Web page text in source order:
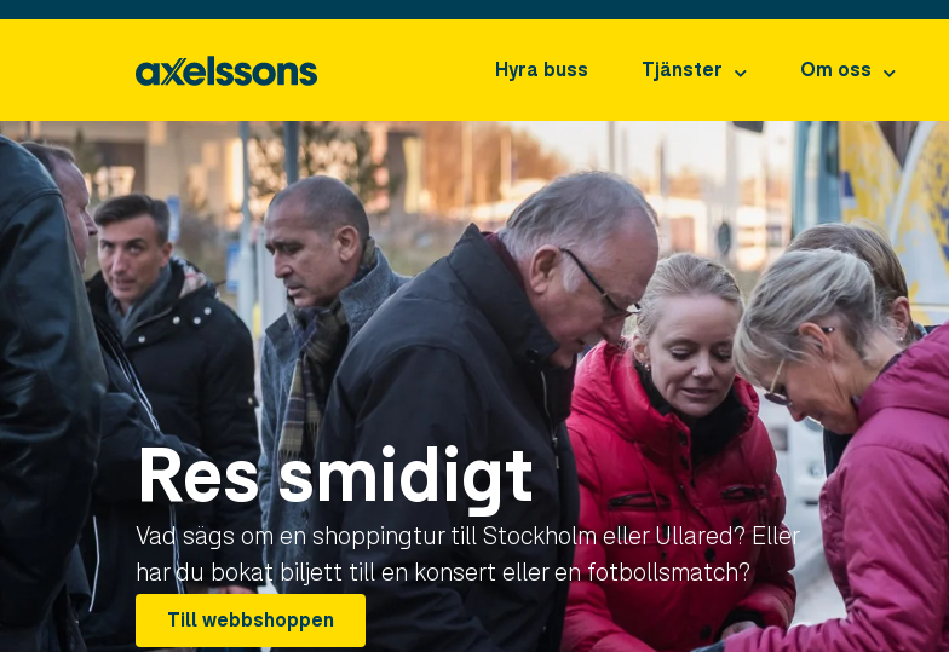
Hyra buss Tjänster Om oss
Res smidigt
Vad sägs om en shoppingtur till Stockholm eller Ullared? Eller
har du bokat biljett till en konsert eller en fotbollsmatch?
Till webbshoppen